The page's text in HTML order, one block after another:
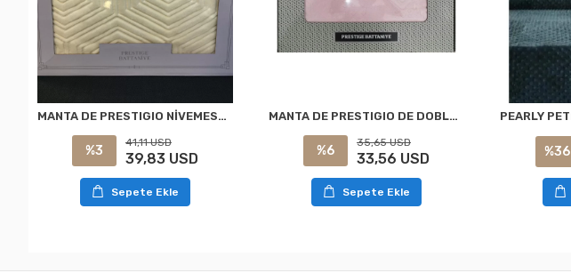
MANTA DE PRESTIGIO NİVEMESHOME BEJ PARA DOS PERSONAS ÖZDİLEK
%3
41,11 USD
39,83 USD
Sepete Ekle
MANTA DE PRESTIGIO DE DOBLE TAMAÑO POLVO ÖZDİLEK
%6
35,65 USD
33,56 USD
Sepete Ekle
%36